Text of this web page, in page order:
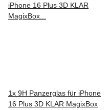
1x 9H Panzerglas für iPhone
16 Plus 3D KLAR MagixBox